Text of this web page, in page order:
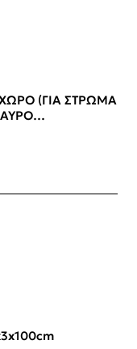
(ΓΙΑ ΣΤΡΩΜΑ